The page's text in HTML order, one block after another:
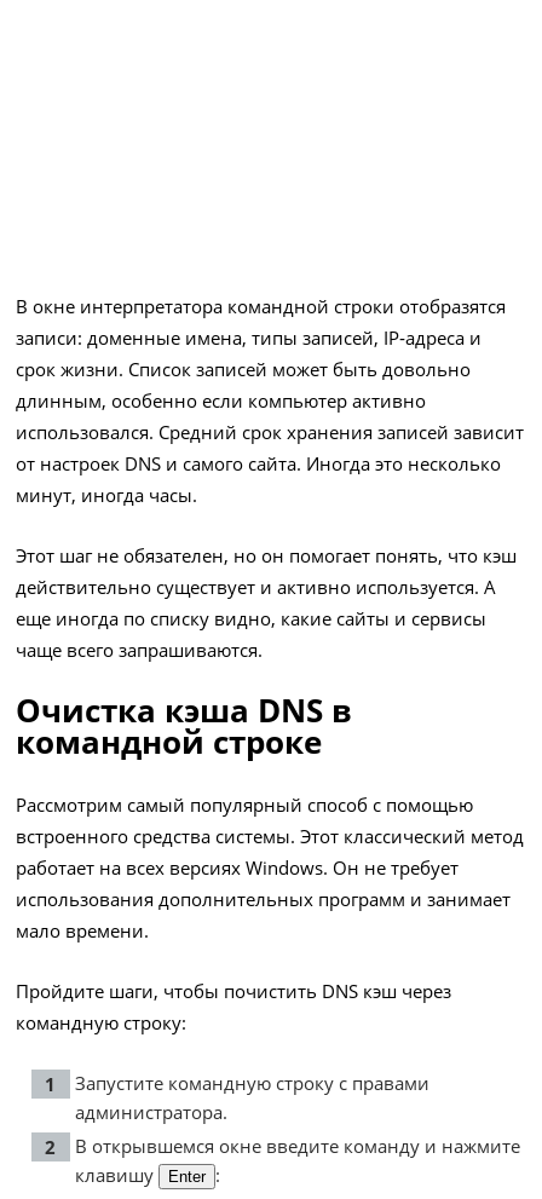
В окне интерпретатора командной строки отобразятся
записи: доменные имена, типы записей, IP‑адреса и
срок жизни. Список записей может быть довольно
длинным, особенно если компьютер активно
использовался. Средний срок хранения записей зависит
от настроек DNS и самого сайта. Иногда это несколько
минут, иногда часы.
Этот шаг не обязателен, но он помогает понять, что кэш
действительно существует и активно используется. А
еще иногда по списку видно, какие сайты и сервисы
чаще всего запрашиваются.
Очистка кэша DNS в
командной строке
Рассмотрим самый популярный способ с помощью
встроенного средства системы. Этот классический метод
работает на всех версиях Windows. Он не требует
использования дополнительных программ и занимает
мало времени.
Пройдите шаги, чтобы почистить DNS кэш через
командную строку:
Запустите командную строку с правами
администратора.
В открывшемся окне введите команду и нажмите
клавишу
Enter :